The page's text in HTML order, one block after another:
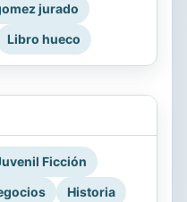
jurado
Libro hueco
Ficción
Historia